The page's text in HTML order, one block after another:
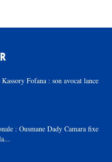
Fofana : son avocat lance
: Ousmane Dady Camara fixe